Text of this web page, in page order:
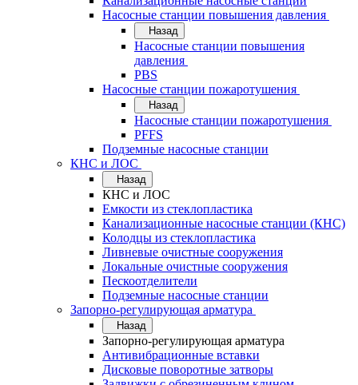
Насосные станции повышения давления
Назад
Насосные станции повышения
давления
PBS
Насосные станции пожаротушения
Назад
Насосные станции пожаротушения
PFFS
Подземные насосные станции
КНС и ЛОС
Назад
КНС и ЛОС
Емкости из стеклопластика
Канализационные насосные станции (КНС)
Колодцы из стеклопластика
Ливневые очистные сооружения
Локальные очистные сооружения
Пескоотделители
Подземные насосные станции
Запорно-регулирующая арматура
Назад
Запорно-регулирующая арматура
Антивибрационные вставки
Дисковые поворотные затворы